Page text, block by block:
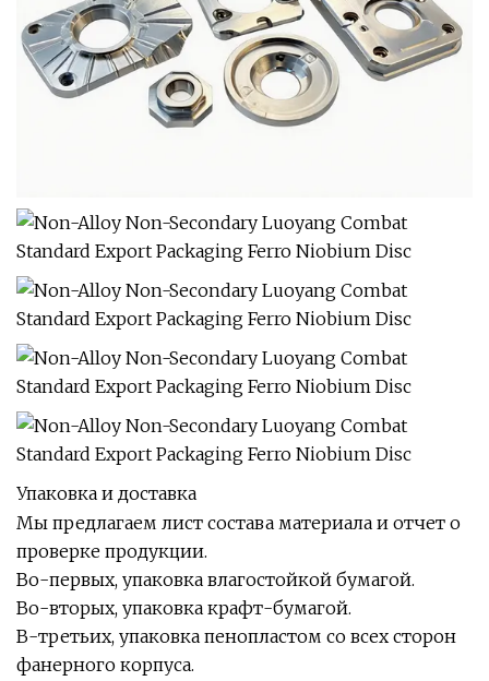
Упаковка и доставка
Мы предлагаем лист состава материала и отчет о
проверке продукции.
Во-первых, упаковка влагостойкой бумагой.
Во-вторых, упаковка крафт-бумагой.
В-третьих, упаковка пенопластом со всех сторон
фанерного корпуса.